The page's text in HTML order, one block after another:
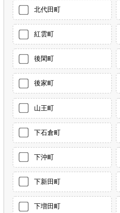
北代田町
紅雲町
後閑町
後家町
山王町
下石倉町
下沖町
下新田町
下増田町